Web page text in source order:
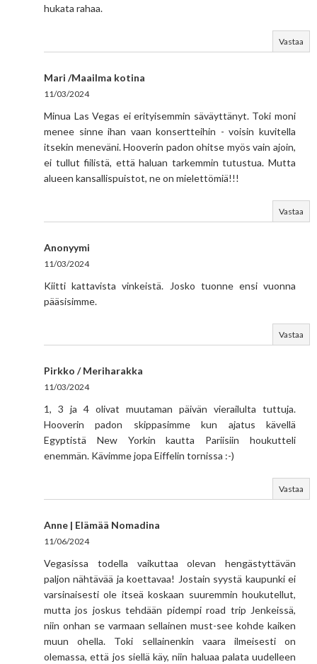
hukata rahaa.
Vastaa
Mari /Maailma kotina
11/03/2024
Minua Las Vegas ei erityisemmin säväyttänyt. Toki moni
menee sinne ihan vaan konsertteihin - voisin kuvitella
itsekin meneväni. Hooverin padon ohitse myös vain ajoin,
ei tullut fiilistä, että haluan tarkemmin tutustua. Mutta
alueen kansallispuistot, ne on mielettömiä!!!
Vastaa
Anonyymi
11/03/2024
Kiitti kattavista vinkeistä. Josko tuonne ensi vuonna
pääsisimme.
Vastaa
Pirkko / Meriharakka
11/03/2024
1, 3 ja 4 olivat muutaman päivän vierailulta tuttuja.
Hooverin padon skippasimme kun ajatus kävellä
Egyptistä New Yorkin kautta Pariisiin houkutteli
enemmän. Kävimme jopa Eiffelin tornissa :-)
Vastaa
Anne | Elämää Nomadina
11/06/2024
Vegasissa todella vaikuttaa olevan hengästyttävän
paljon nähtävää ja koettavaa! Jostain syystä kaupunki ei
varsinaisesti ole itseä koskaan suuremmin houkutellut,
mutta jos joskus tehdään pidempi road trip Jenkeissä,
niin onhan se varmaan sellainen must-see kohde kaiken
muun ohella. Toki sellainenkin vaara ilmeisesti on
olemassa, että jos siellä käy, niin haluaa palata uudelleen